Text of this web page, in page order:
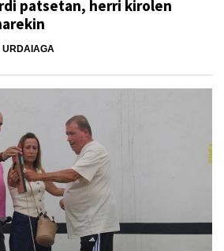
patsetan, herri kirolen
URDAIAGA